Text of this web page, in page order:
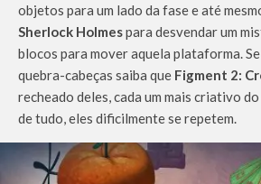
objetos para um lado da fase e até
Sherlock Holmespara desvendar um
blocos para mover aquela plataforma.
quebra-cabeças saiba que Figment 2:
recheado deles, cada um mais criativo
de tudo, eles dificilmente se repetem.